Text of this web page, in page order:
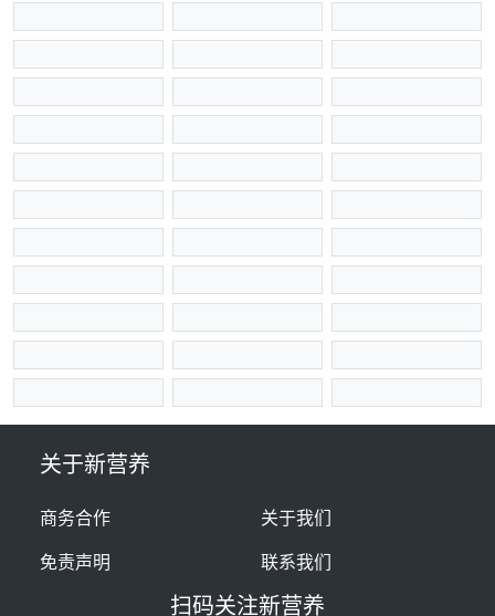
关于新营养
商务合作
关于我们
免责声明
联系我们
扫码关注新营养